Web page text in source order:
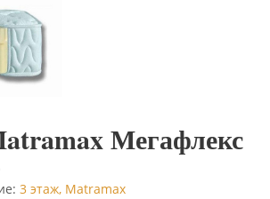
Мегафлекс
3 этаж, Matramax